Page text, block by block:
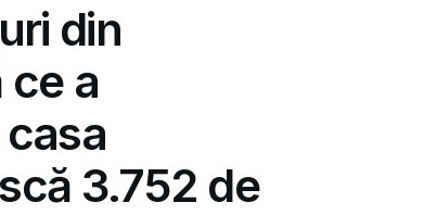
din
a
3.752 de